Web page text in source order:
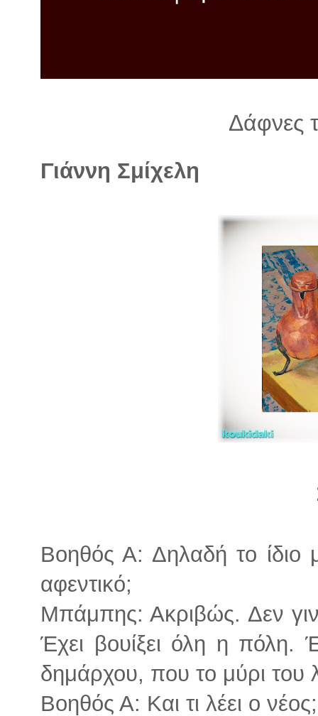
Δάφνες
Γιάννη Σμίχελη
Βοηθός Α: Δηλαδή το ίδιο
αφεντικό;
Μπάμπης: Ακριβώς. Δεν
Έχει βουίξει όλη η πόλη.
δημάρχου, που το μύρι του
Βοηθός Α: Και τι λέει ο νέος;